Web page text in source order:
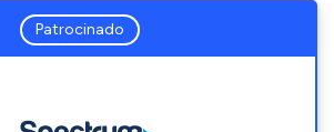
Patrocinado